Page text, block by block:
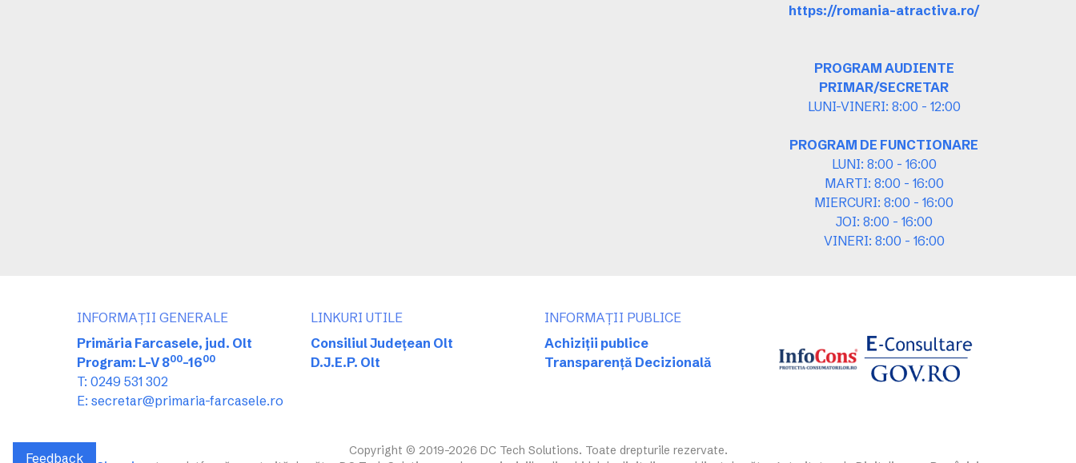
https://romania-atractiva.ro/
PROGRAM AUDIENTE
PRIMAR/SECRETAR
LUNI-VINERI: 8:00 - 12:00
PROGRAM DE FUNCTIONARE
LUNI: 8:00 - 16:00
MARTI: 8:00 - 16:00
MIERCURI: 8:00 - 16:00
JOI: 8:00 - 16:00
VINERI: 8:00 - 16:00
INFORMAȚII GENERALE
Primăria Farcasele, jud. Olt
Program: L-V 800-1600
T: 0249 531 302
E: secretar@primaria-farcasele.ro
LINKURI UTILE
Consiliul Județean Olt
D.J.E.P. Olt
INFORMAȚII PUBLICE
Achiziții publice
Transparență Decizională
Copyright © 2019-2026 DC Tech Solutions. Toate drepturile rezervate.
Feedback